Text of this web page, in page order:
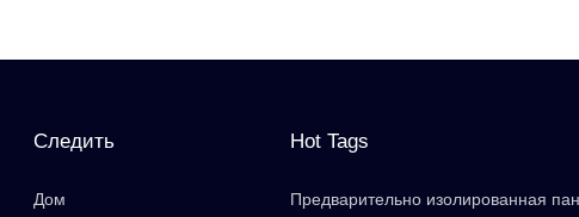
Следить
Дом
Hot Tags
Предварительно изолированная